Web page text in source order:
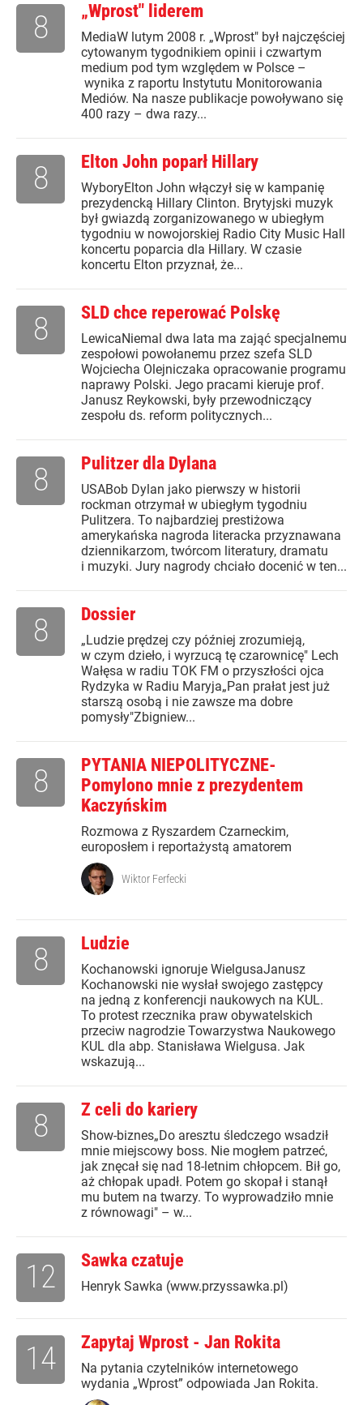
„Wprost" liderem
MediaW lutym 2008 r. „Wprost" był najczęściej
cytowanym tygodnikiem opinii i czwartym
medium pod tym względem w Polsce –
wynika z raportu Instytutu Monitorowania
Mediów. Na nasze publikacje powoływano się
400 razy – dwa razy...
8
Elton John poparł Hillary
WyboryElton John włączył się w kampanię
prezydencką Hillary Clinton. Brytyjski muzyk
był gwiazdą zorganizowanego w ubiegłym
tygodniu w nowojorskiej Radio City Music Hall
koncertu poparcia dla Hillary. W czasie
koncertu Elton przyznał, że...
8
SLD chce reperować Polskę
LewicaNiemal dwa lata ma zająć specjalnemu
zespołowi powołanemu przez szefa SLD
Wojciecha Olejniczaka opracowanie programu
naprawy Polski. Jego pracami kieruje prof.
Janusz Reykowski, były przewodniczący
zespołu ds. reform politycznych...
8
Pulitzer dla Dylana
USABob Dylan jako pierwszy w historii
rockman otrzymał w ubiegłym tygodniu
Pulitzera. To najbardziej prestiżowa
amerykańska nagroda literacka przyznawana
dziennikarzom, twórcom literatury, dramatu
i muzyki. Jury nagrody chciało docenić w ten...
8
Dossier
„Ludzie prędzej czy później zrozumieją,
w czym dzieło, i wyrzucą tę czarownicę" Lech
Wałęsa w radiu TOK FM o przyszłości ojca
Rydzyka w Radiu Maryja„Pan prałat jest już
starszą osobą i nie zawsze ma dobre
pomysły"Zbigniew...
8
PYTANIA NIEPOLITYCZNE-
Pomylono mnie z prezydentem
Kaczyńskim
Rozmowa z Ryszardem Czarneckim,
europosłem i reportażystą amatorem
8
Wiktor Ferfecki
Ludzie
Kochanowski ignoruje WielgusaJanusz
Kochanowski nie wysłał swojego zastępcy
na jedną z konferencji naukowych na KUL.
To protest rzecznika praw obywatelskich
przeciw nagrodzie Towarzystwa Naukowego
KUL dla abp. Stanisława Wielgusa. Jak
wskazują...
8
Z celi do kariery
Show-biznes„Do aresztu śledczego wsadził
mnie miejscowy boss. Nie mogłem patrzeć,
jak znęcał się nad 18-letnim chłopcem. Bił go,
aż chłopak upadł. Potem go skopał i stanął
mu butem na twarzy. To wyprowadziło mnie
z równowagi" – w...
8
Sawka czatuje
Henryk Sawka (www.przyssawka.pl)
12
Zapytaj Wprost - Jan Rokita
Na pytania czytelników internetowego
wydania „Wprost” odpowiada Jan Rokita.
14